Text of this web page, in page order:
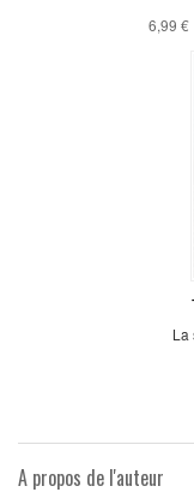
6,99 €
La
A propos de l'auteur